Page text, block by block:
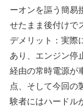
ーオンを謳う簡易
せたまま後付けで
デメリット：実際
あり、エンジン停
経由の常時電源が
点、そして今回の
験者にはハードル